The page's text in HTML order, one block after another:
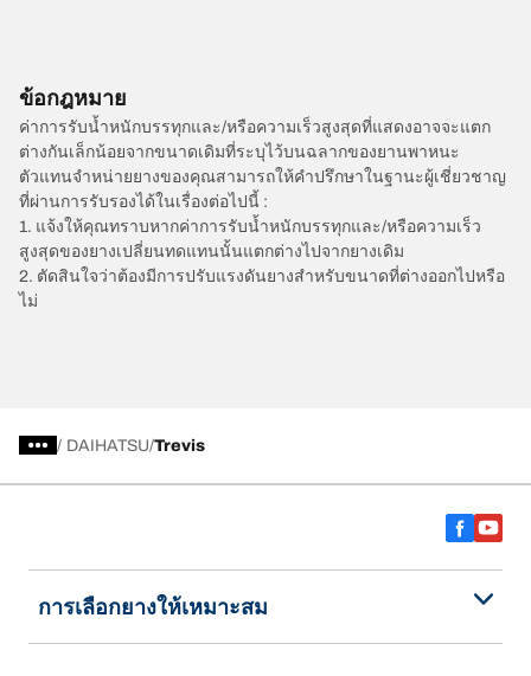
ข้อกฎหมาย
ค่าการรับน้ำหนักบรรทุกและ/หรือความเร็วสูงสุดที่แสดงอาจจะแตก
ต่างกันเล็กน้อยจากขนาดเดิมที่ระบุไว้บนฉลากของยานพาหนะ
ตัวแทนจำหน่ายยางของคุณสามารถให้คำปรึกษาในฐานะผู้เชี่ยวชาญ
ที่ผ่านการรับรองได้ในเรื่องต่อไปนี้ :
1. แจ้งให้คุณทราบหากค่าการรับน้ำหนักบรรทุกและ/หรือความเร็ว
สูงสุดของยางเปลี่ยนทดแทนนั้นแตกต่างไปจากยางเดิม
2. ตัดสินใจว่าต้องมีการปรับแรงดันยางสำหรับขนาดที่ต่างออกไปหรือ
ไม่
/ DAIHATSU Trevis
การเลือกยางให้เหมาะสม